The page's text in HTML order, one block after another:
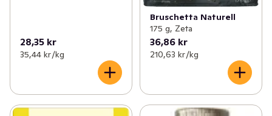
28,35 kr
35,44 kr /kg
Bruschetta Naturell
175 g, Zeta
36,86 kr
210,63 kr /kg